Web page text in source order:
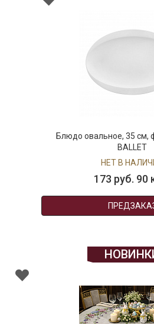
Блюдо овальное, 35 см,
BALLET
НЕТ В
173 руб. 90